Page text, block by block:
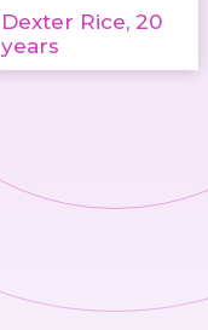
Dexter Rice, 20
years